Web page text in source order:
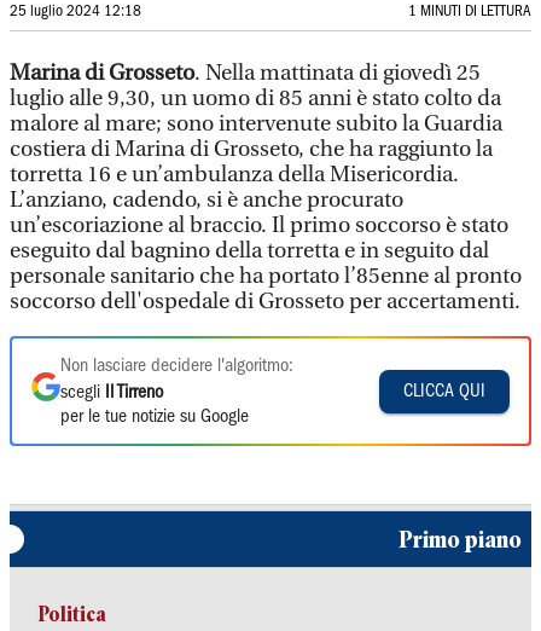
25 luglio 2024 12:18 1 MINUTI DI LETTURA
Marina di Grosseto. Nella mattinata di giovedì 25
luglio alle 9,30, un uomo di 85 anni è stato colto da
malore al mare; sono intervenute subito la Guardia
costiera di Marina di Grosseto, che ha raggiunto la
torretta 16 e un’ambulanza della Misericordia.
L’anziano, cadendo, si è anche procurato
un’escoriazione al braccio. Il primo soccorso è stato
eseguito dal bagnino della torretta e in seguito dal
personale sanitario che ha portato l’85enne al pronto
soccorso dell'ospedale di Grosseto per accertamenti.
Non lasciare decidere l'algoritmo:
scegli
Il Tirreno
per le tue notizie su Google
CLICCA QUI
Primo piano
Politica